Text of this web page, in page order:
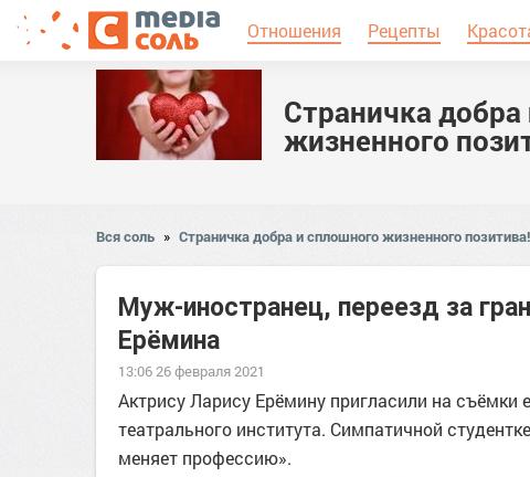
Отношения Рецепты
Страничка
жизненного
Вся соль » Страничка добра и сплошного жизненного позитива!
Муж-иностранец, переезд за
Ерёмина
13:06 26 февраля 2021
Актрису Ларису Ерёмину пригласили на съёмки
театрального института. Симпатичной
меняет профессию».